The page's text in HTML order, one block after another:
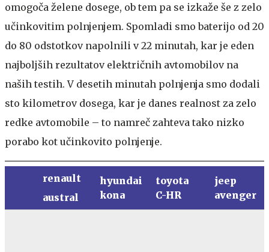
omogoča želene dosege, ob tem pa se izkaže še z zelo
učinkovitim polnjenjem. Spomladi smo baterijo od 20
do 80 odstotkov napolnili v 22 minutah, kar je eden
najboljših rezultatov električnih avtomobilov na
naših testih. V desetih minutah polnjenja smo dodali
sto kilometrov dosega, kar je danes realnost za zelo
redke avtomobile – to namreč zahteva tako nizko
porabo kot učinkovito polnjenje.
renault
austral
hyundai
kona
toyota
C-HR
jeep
avenger